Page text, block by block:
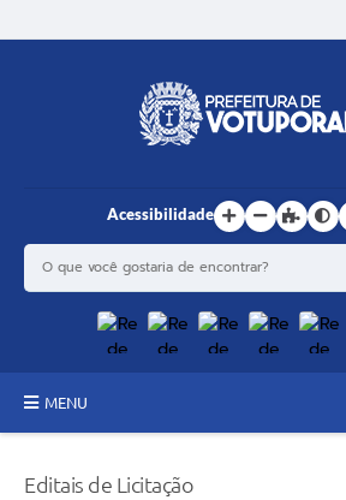
Acessibilidade
MENU
Editais de Licitação